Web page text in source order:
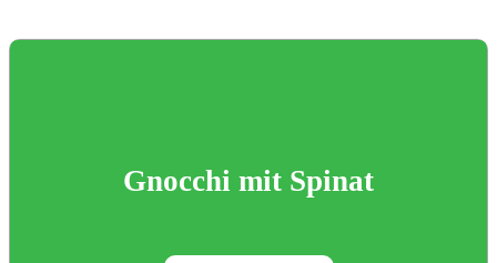
Gnocchi mit Spinat